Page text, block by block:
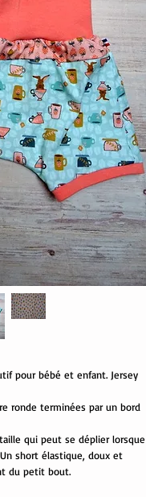
pour bébé et enfant. Jersey
ronde terminées par un bord
qui peut se déplier lorsque
short élastique, doux et
du petit bout.